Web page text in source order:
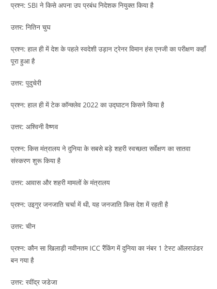
प्रश्न: SBI ने किसे अपना उप प्रबंध निदेशक नियुक्त किया है
उत्तर: नितिन चुघ
प्रश्न: हाल ही में देश के पहले स्वदेशी उड़ान ट्रेनर विमान हंस एनजी का परीक्षण कहाँ
पूरा हुआ है
उत्तर: पुदुचेरी
प्रश्न: हाल ही में टेक कॉन्क्लेव 2022 का उद्घाटन किसने किया है
उत्तर: अश्विनी वैष्णव
प्रश्न: किस मंत्रालय ने दुनिया के सबसे बड़े शहरी स्वच्छता सर्वेक्षण का सातवा
संस्करण शुरू किया है
उत्तर: आवास और शहरी मामलों के मंत्रालय
प्रश्न: उइगुर जनजाति चर्चा में थी, यह जनजाति किस देश में रहती है
उत्तर: चीन
प्रश्न: कौन सा खिलाड़ी नवीनतम ICC रैंकिंग में दुनिया का नंबर 1 टेस्ट ऑलराउंडर
बन गया है
उत्तर: रवींद्र जडेजा